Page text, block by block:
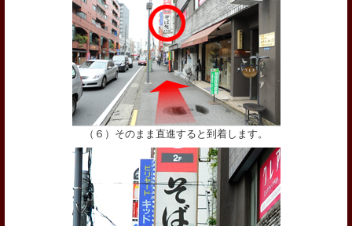
（６）そのまま直進すると到着します。